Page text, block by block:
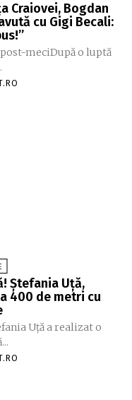
Craiovei, Bogdan
cu Gigi Becali:
meciDupă o luptă
Ștefania Uță,
400 de metri cu
Uță a realizat o